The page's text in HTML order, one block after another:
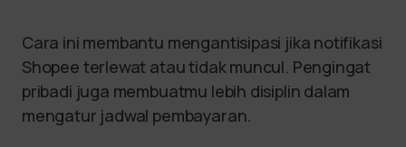
Cara ini membantu mengantisipasi jika notifikasi
Shopee terlewat atau tidak muncul. Pengingat
pribadi juga membuatmu lebih disiplin dalam
mengatur jadwal pembayaran.